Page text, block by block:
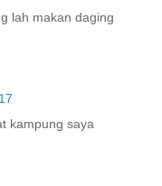
lah makan daging
kampung saya